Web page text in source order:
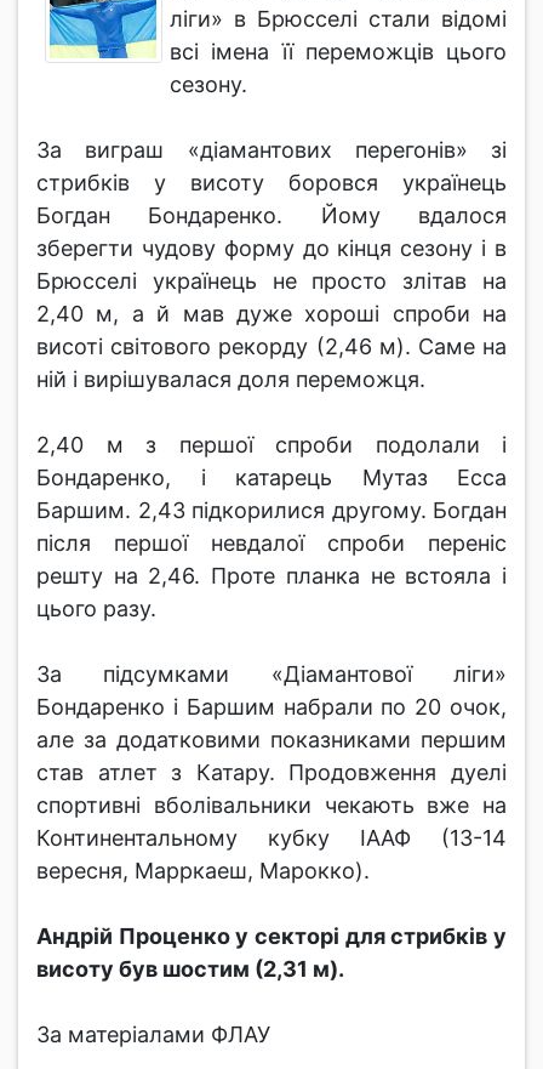
ліги» в Брюсселі стали відомі
всі імена її переможців цього
сезону.
За виграш «діамантових перегонів» зі
стрибків у висоту боровся українець
Богдан Бондаренко. Йому вдалося
зберегти чудову форму до кінця сезону і в
Брюсселі українець не просто злітав на
2,40 м, а й мав дуже хороші спроби на
висоті світового рекорду (2,46 м). Саме на
ній і вирішувалася доля переможця.
2,40 м з першої спроби подолали і
Бондаренко, і катарець Мутаз Есса
Баршим. 2,43 підкорилися другому. Богдан
після першої невдалої спроби переніс
решту на 2,46. Проте планка не встояла і
цього разу.
За підсумками «Діамантової ліги»
Бондаренко і Баршим набрали по 20 очок,
але за додатковими показниками першим
став атлет з Катару. Продовження дуелі
спортивні вболівальники чекають вже на
Континентальному кубку ІААФ (13-14
вересня, Марркаеш, Марокко).
Андрій Проценко у секторі для стрибків у
висоту був шостим (2,31 м).
За матеріалами ФЛАУ